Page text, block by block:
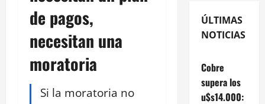
de pagos,
necesitan una
moratoria
Si la moratoria no
ÚLTIMAS
NOTICIAS
Cobre
supera los
u$s14.000: